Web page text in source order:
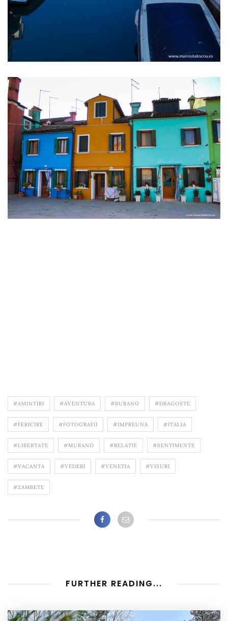
#AMINTIRI #AVENTURA #BURANO #DRAGOSTE
#FERICIRE #FOTOGRAFII #IMPREUNA #ITALIA
#LIBERTATE #MURANO #RELATIE #SENTIMENTE
#VACANTA #VEDERI #VENETIA #VISURI
#ZAMBETE
FURTHER READING...